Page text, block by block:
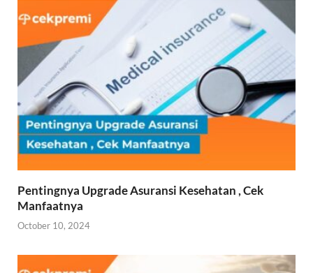
Pentingnya Upgrade Asuransi Kesehatan , Cek
Manfaatnya
October 10, 2024